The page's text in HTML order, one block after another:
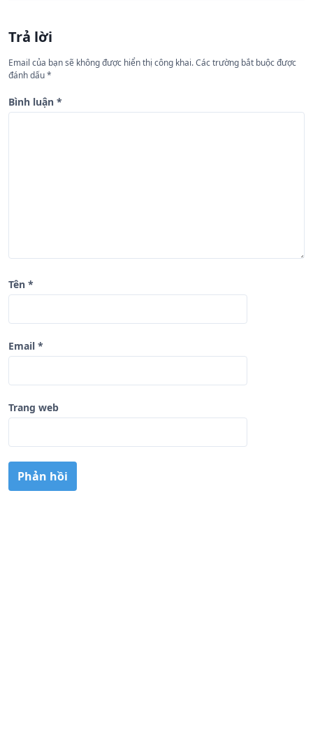
n
b
à
i
Trả lời
Email của bạn sẽ không được hiển thị công khai.Các trường bắt buộc được
đánh dấu*
Bình luận *
Tên *
Email *
Trang web